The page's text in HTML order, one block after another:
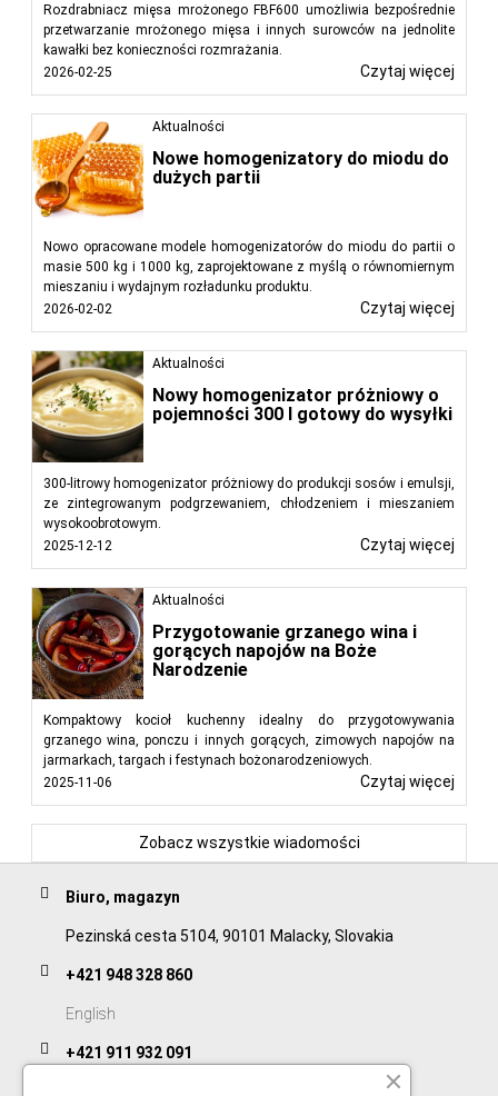
Rozdrabniacz mięsa mrożonego FBF600 umożliwia bezpośrednie
przetwarzanie mrożonego mięsa i innych surowców na jednolite
kawałki bez konieczności rozmrażania.
2026-02-25
Czytaj więcej
Aktualności
Nowe homogenizatory do miodu do
dużych partii
Nowo opracowane modele homogenizatorów do miodu do partii o
masie 500 kg i 1000 kg, zaprojektowane z myślą o równomiernym
mieszaniu i wydajnym rozładunku produktu.
2026-02-02
Czytaj więcej
Aktualności
Nowy homogenizator próżniowy o
pojemności 300 l gotowy do wysyłki
300-litrowy homogenizator próżniowy do produkcji sosów i emulsji,
ze zintegrowanym podgrzewaniem, chłodzeniem i mieszaniem
wysokoobrotowym.
2025-12-12
Czytaj więcej
Aktualności
Przygotowanie grzanego wina i
gorących napojów na Boże
Narodzenie
Kompaktowy kocioł kuchenny idealny do przygotowywania
grzanego wina, ponczu i innych gorących, zimowych napojów na
jarmarkach, targach i festynach bożonarodzeniowych.
2025-11-06
Czytaj więcej
Zobacz wszystkie wiadomości
Biuro, magazyn
Pezinská cesta 5104, 90101 Malacky, Slovakia
+421 948 328 860
English
+421 911 932 091